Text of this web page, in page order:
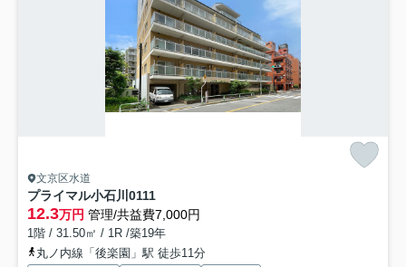
文京区水道
プライマル小石川 0111
12.3万円 管理/共益費7,000円
1階 / 31.50㎡ / 1R /築19年
丸ノ内線「後楽園」駅 徒歩11分